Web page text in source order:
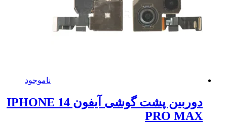
ناموجود
دوربین پشت گوشی آیفون IPHONE 14
PRO MAX